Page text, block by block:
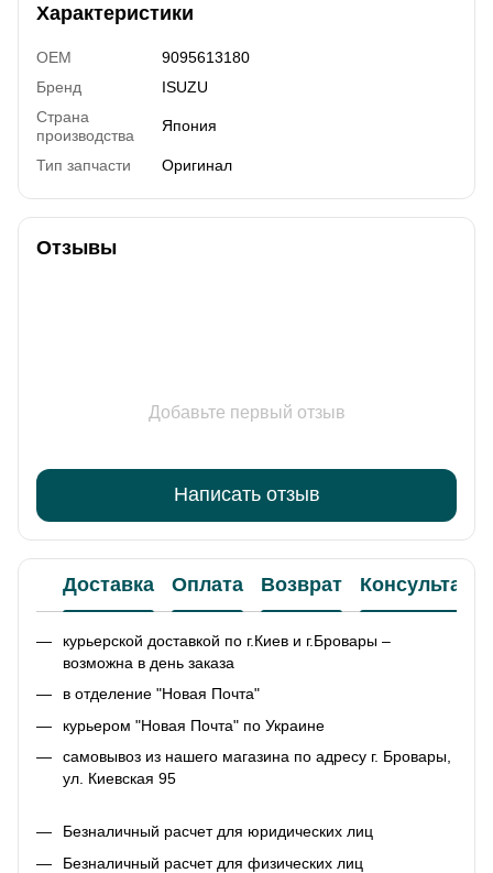
Характеристики
OEM
9095613180
Бренд
ISUZU
Страна
производства
Япония
Тип запчасти Оригинал
Отзывы
Добавьте первый отзыв
Написать отзыв
Доставка Оплата Возврат
курьерской доставкой по г.Киев и г.Бровары –
возможна в день заказа
в отделение "Новая Почта"
курьером "Новая Почта" по Украине
самовывоз из нашего магазина по адресу г. Бровары,
ул. Киевская 95
Безналичный расчет для юридических лиц
Безналичный расчет для физических лиц